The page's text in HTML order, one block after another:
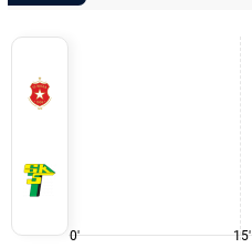
0' 15'